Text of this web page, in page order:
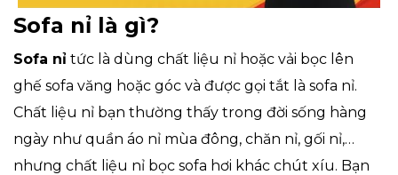
Sofa nỉ là gì?
Sofa nỉ tức là dùng chất liệu nỉ hoặc vải bọc lên
ghế sofa văng hoặc góc và được gọi tắt là sofa nỉ.
Chất liệu nỉ bạn thường thấy trong đời sống hàng
ngày như quần áo nỉ mùa đông, chăn nỉ, gối nỉ,…
nhưng chất liệu nỉ bọc sofa hơi khác chút xíu. Bạn